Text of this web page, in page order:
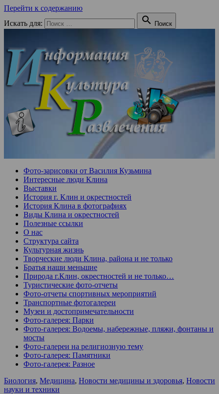
Перейти к содержанию
Искать для:
 Поиск
Фото-зарисовки от Василия Кузьмина
Интересные люди Клина
Выставки
История г. Клин и окрестностей
История Клина в фотографиях
Виды Клина и окрестностей
Полезные ссылки
О нас
Структура сайта
Культурная жизнь
Творческие люди Клина, района и не только
Братья наши меньшие
Природа г.Клин, окрестностей и не только…
Туристические фото-отчеты
Фото-отчеты спортивных мероприятий
Транспортные фотогалереи
Музеи и достопримечательности
Фото-галерея: Парки
Фото-галерея: Водоемы, набережные, пляжи, фонтаны и
мосты
Фото-галереи на религиозную тему
Фото-галерея: Памятники
Фото-галерея: Разное
Биология, Медицина, Новости медицины и здоровья, Новости
науки и техники